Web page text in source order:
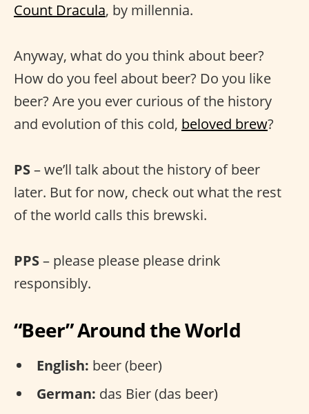
Count Dracula, by millennia.
Anyway, what do you think about beer?
How do you feel about beer? Do you like
beer? Are you ever curious of the history
and evolution of this cold, beloved brew?
PS– we’ll talk about the history of beer
later. But for now, check out what the rest
of the world calls this brewski.
PPS– please please please drink
responsibly.
“Beer” Around the World
English: beer (beer)
German: das Bier (das beer)